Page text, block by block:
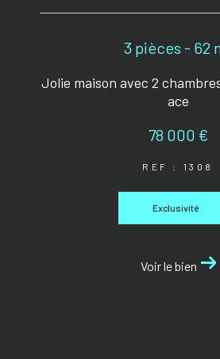
3 pièces - 62
Jolie maison avec 2
ace
78 000 €
REF : 1308
Exclusivité
Voir le bien